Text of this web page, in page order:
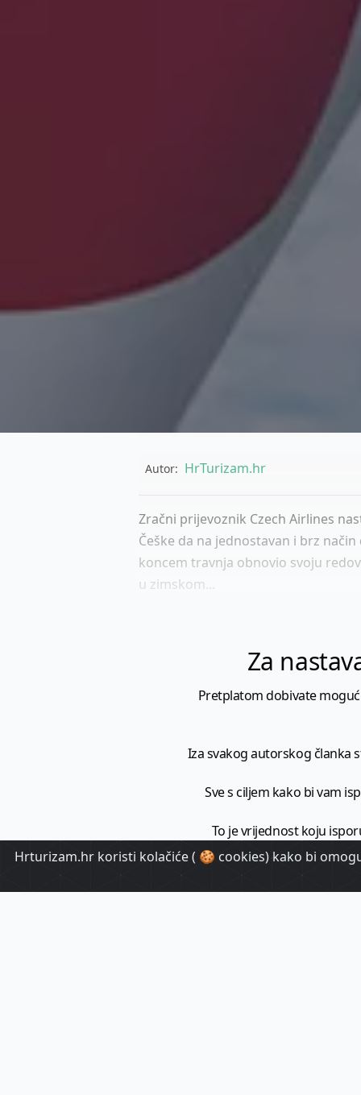
Autor: HrTurizam.hr
Zračni prijevoznik Czech Airlines
Češke da na jednostavan i brz
koncem travnja obnovio svoju
u zimskom...
Za
Pretplatom dobivate
Iza svakog autorskog članka
Sve s ciljem kako bi vam
To je vrijednost koju
Hrturizam.hr koristi kolačiće ( 🍪 cookies) kako bi